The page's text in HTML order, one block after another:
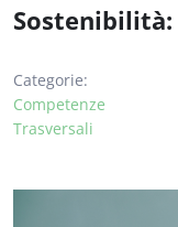
Categorie:
Competenze
Trasversali